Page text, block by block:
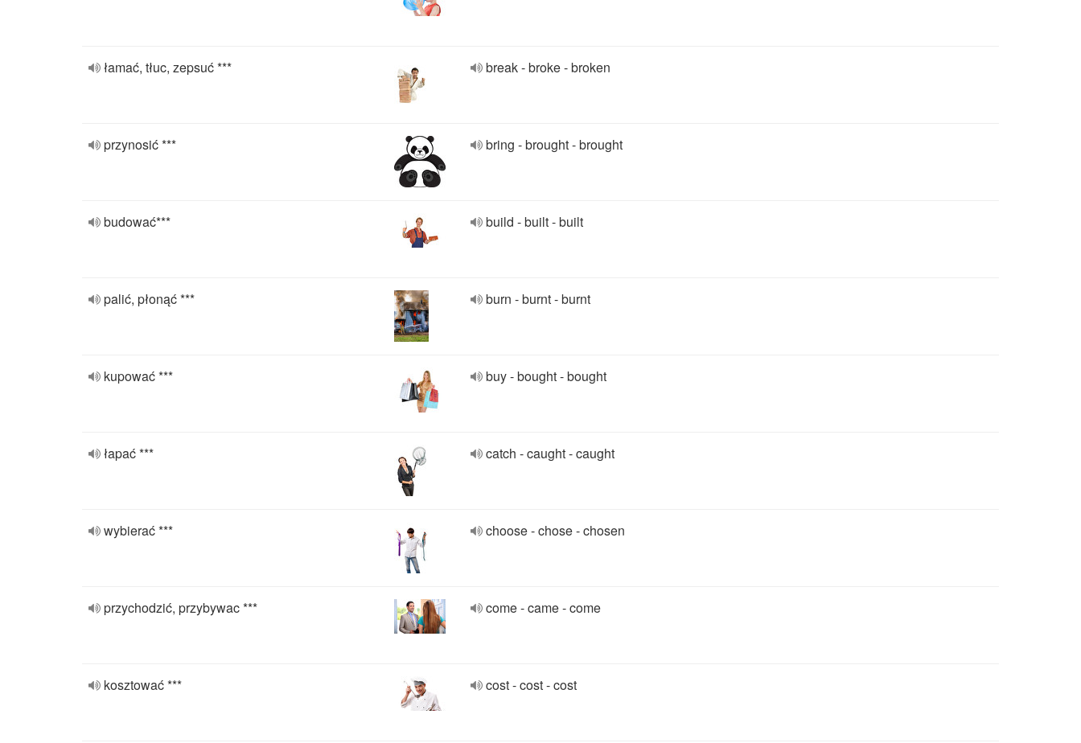
łamać, tłuc, zepsuć *** break - broke - broken
przynosić *** bring - brought - brought
budować*** build - built - built
palić, płonąć *** burn - burnt - burnt
kupować *** buy - bought - bought
łapać *** catch - caught - caught
wybierać *** choose - chose - chosen
przychodzić, przybywac *** come - came - come
kosztować *** cost - cost - cost